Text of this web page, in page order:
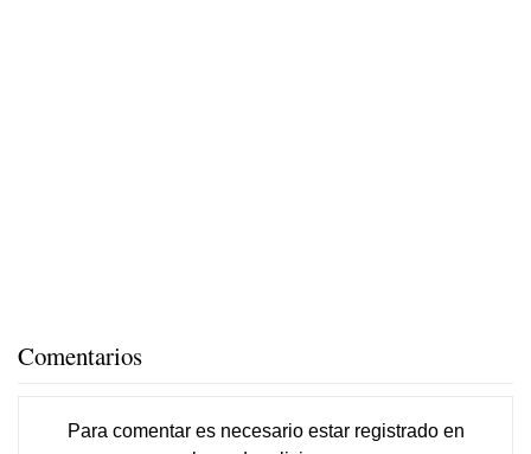
Comentarios
Para comentar es necesario estar registradoen